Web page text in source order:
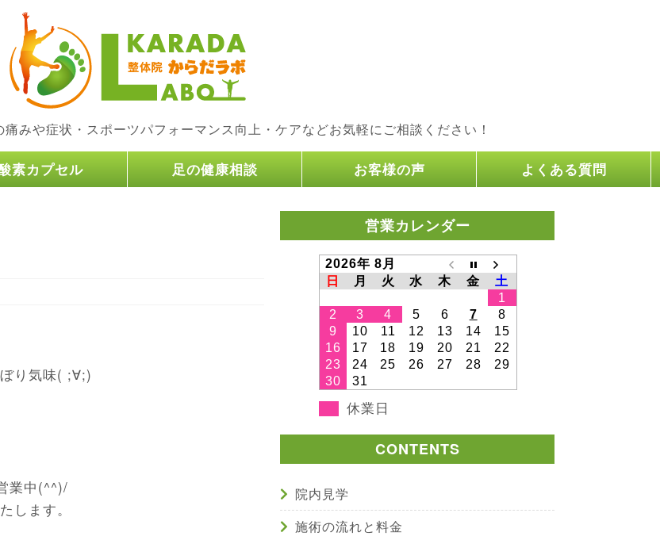
みや症状・スポーツパフォーマンス向上・ケアなどお気軽にご相談ください！
素カプセル 足の健康相談 お客様の声 よくある質問
り気味( ;∀;)
業中(^^)/
します。
営業カレンダー
2026年 8月
日
月 火 水 木 金
土
1
2
3 4 5 6 7
8
9
10 11 12 13 14
15
16
17 18 19 20 21
22
23
24 25 26 27 28
29
30
31
休業日
CONTENTS
院内見学
施術の流れと料金